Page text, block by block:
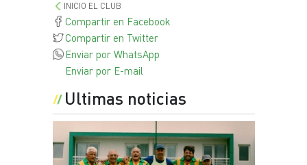
INICIO EL CLUB
Compartir en Facebook
Compartir en Twitter
Enviar por WhatsApp
Enviar por E-mail
Ultimas noticias